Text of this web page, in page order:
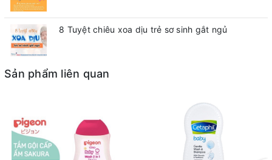
8 Tuyệt chiêu xoa dịu trẻ sơ sinh gắt ngủ
Sản phẩm liên quan